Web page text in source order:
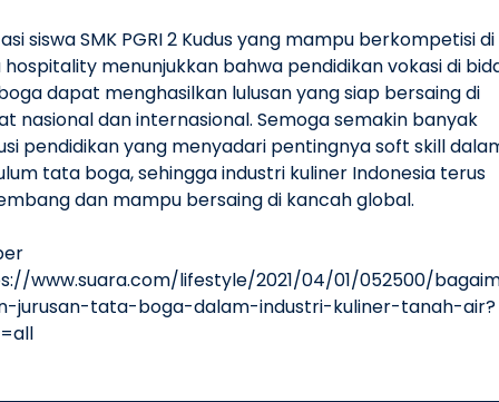
siswa SMK PGRI 2 Kudus yang mampu berkompetisi di
hospitality menunjukkan bahwa pendidikan vokasi di
dapat menghasilkan lulusan yang siap bersaing di
nasional dan internasional. Semoga semakin banyak
pendidikan yang menyadari pentingnya soft skill
tata boga, sehingga industri kuliner Indonesia terus
dan mampu bersaing di kancah global.
www.suara.com/lifestyle/2021/04/01/052500/
jurusan-tata-boga-dalam-industri-kuliner-tanah-air?